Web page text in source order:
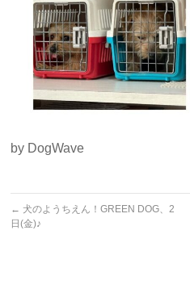
by DogWave
← 犬のようちえん！GREEN DOG、2
日(金)♪